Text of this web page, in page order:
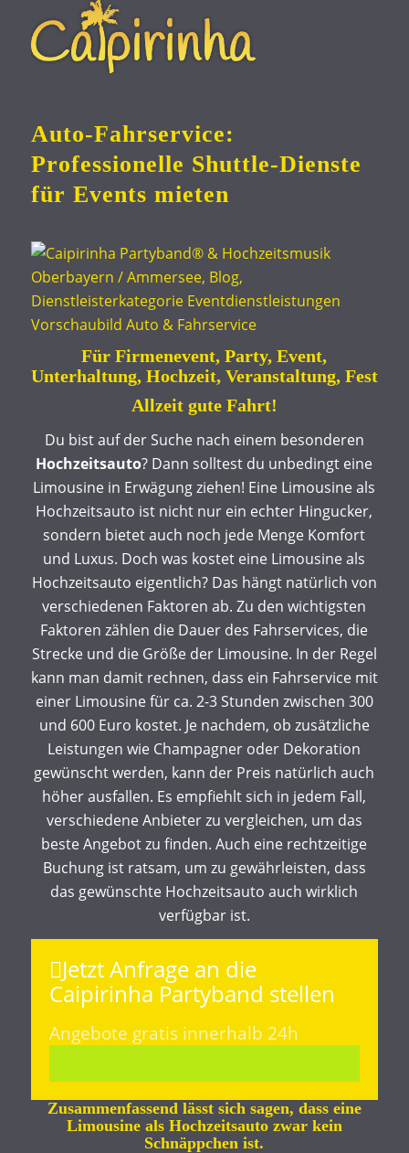
Auto-Fahrservice:
Professionelle Shuttle-Dienste
für Events mieten
Für Firmenevent, Party, Event,
Unterhaltung, Hochzeit, Veranstaltung, Fest
Allzeit gute Fahrt!
Du bist auf der Suche nach einem besonderen
Hochzeitsauto? Dann solltest du unbedingt eine
Limousine in Erwägung ziehen! Eine Limousine als
Hochzeitsauto ist nicht nur ein echter Hingucker,
sondern bietet auch noch jede Menge Komfort
und Luxus. Doch was kostet eine Limousine als
Hochzeitsauto eigentlich? Das hängt natürlich von
verschiedenen Faktoren ab. Zu den wichtigsten
Faktoren zählen die Dauer des Fahrservices, die
Strecke und die Größe der Limousine. In der Regel
kann man damit rechnen, dass ein Fahrservice mit
einer Limousine für ca. 2-3 Stunden zwischen 300
und 600 Euro kostet. Je nachdem, ob zusätzliche
Leistungen wie Champagner oder Dekoration
gewünscht werden, kann der Preis natürlich auch
höher ausfallen. Es empfiehlt sich in jedem Fall,
verschiedene Anbieter zu vergleichen, um das
beste Angebot zu finden. Auch eine rechtzeitige
Buchung ist ratsam, um zu gewährleisten, dass
das gewünschte Hochzeitsauto auch wirklich
verfügbar ist.
Jetzt Anfrage an die
Caipirinha Partyband stellen
Angebote gratis innerhalb 24h
Zusammenfassend lässt sich sagen, dass eine
Limousine als Hochzeitsauto zwar kein
Schnäppchen ist.